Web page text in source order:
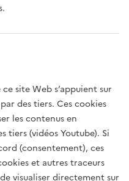
site Web s’appuient sur
des tiers. Ces cookies
les contenus en
tiers (vidéos Youtube). Si
(consentement), ces
et autres traceurs
visualiser directement sur
planification de la gestion
Il est établi et
Quatre éditions se sont